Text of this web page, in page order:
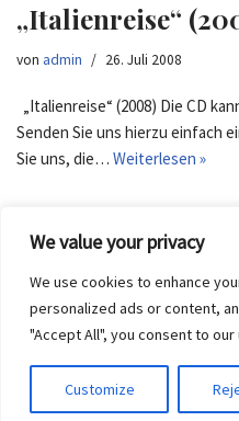
We value your privacy
We use cookies to enhance
personalized ads or content,
"Accept All", you consent to
Customize
„Italienreise“
von admin 26. Juli 2008
„Italienreise“ (2008) Die CD
Senden Sie uns hierzu einfach
Sie uns, die… Weiterlesen »
Neve|